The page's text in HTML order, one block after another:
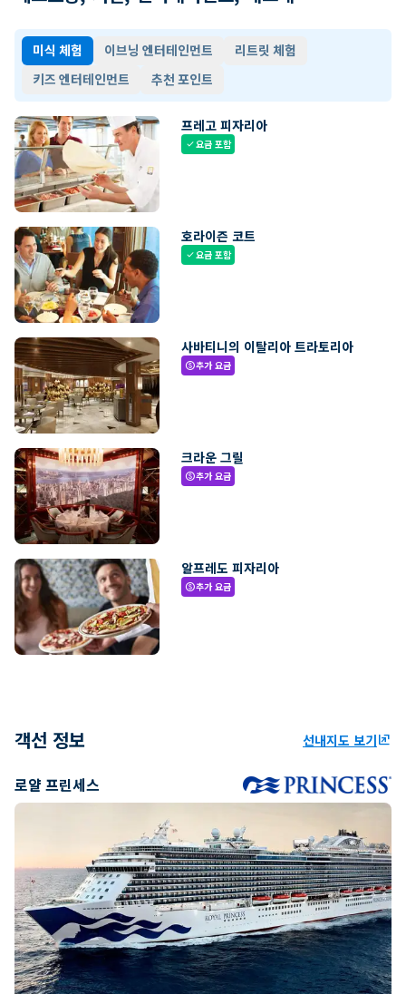
미식 체험 이브닝 엔터테인먼트
리트릿 체험
키즈 엔터테인먼트
추천 포인트
프레고 피자리아
check요금 포함
호라이즌 코트
check요금 포함
사바티니의 이탈리아 트라토리아
paid추가 요금
크라운 그릴
paid추가 요금
알프레도 피자리아
paid추가 요금
객선 정보 선내지도 보기ungroup
로얄 프린세스